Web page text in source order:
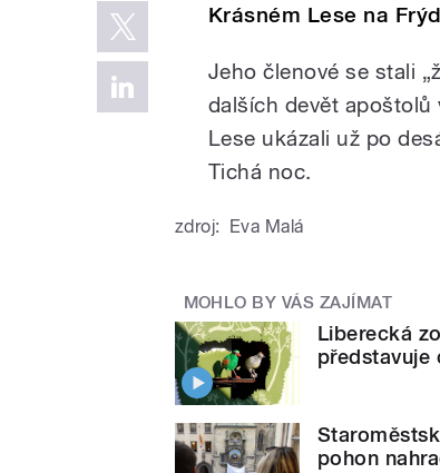
Krásném Lese na
Jeho členové se stali
dalších devět apoštolů
Lese ukázali už po
Tichá noc.
zdroj: Eva Malá
MOHLO BY VÁS ZAJÍMAT
Liberecká
představuje
pohon